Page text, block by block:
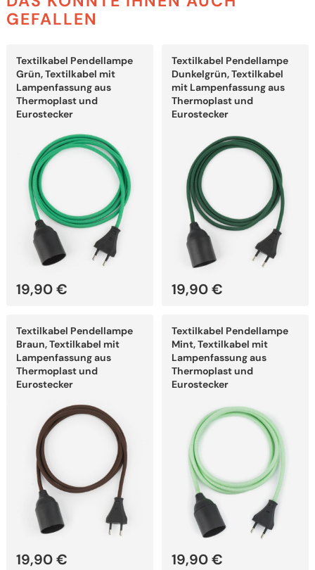
GEFALLEN
Textilkabel Pendellampe
Grün, Textilkabel mit
Lampenfassung aus
Thermoplast und
Eurostecker
19,90€
Produkt
weist
mehrere
Varianten
auf.
Die
Produktseite
gewählt
werden
Textilkabel Pendellampe
Dunkelgrün, Textilkabel
mit Lampenfassung aus
Thermoplast und
Eurostecker
19,90€
Produkt
weist
mehrere
Varianten
auf.
Die
Produktseite
gewählt
werden
Textilkabel Pendellampe
Braun, Textilkabel mit
Lampenfassung aus
Thermoplast und
Eurostecker
19,90€
Produkt
weist
mehrere
Varianten
auf.
Die
Produktseite
gewählt
werden
Textilkabel Pendellampe
Mint, Textilkabel mit
Lampenfassung aus
Thermoplast und
Eurostecker
19,90€
Produkt
weist
mehrere
Varianten
auf.
Die
Produktseite
gewählt
werden